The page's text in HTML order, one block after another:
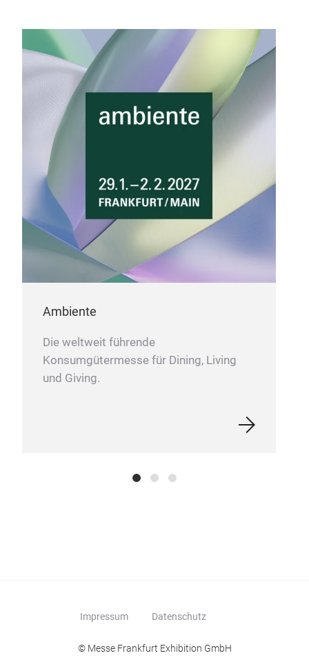
Ambiente
Die weltweit führende
Konsumgütermesse für Dining, Living
und Giving.
Impressum Datenschutz
© Messe Frankfurt Exhibition GmbH